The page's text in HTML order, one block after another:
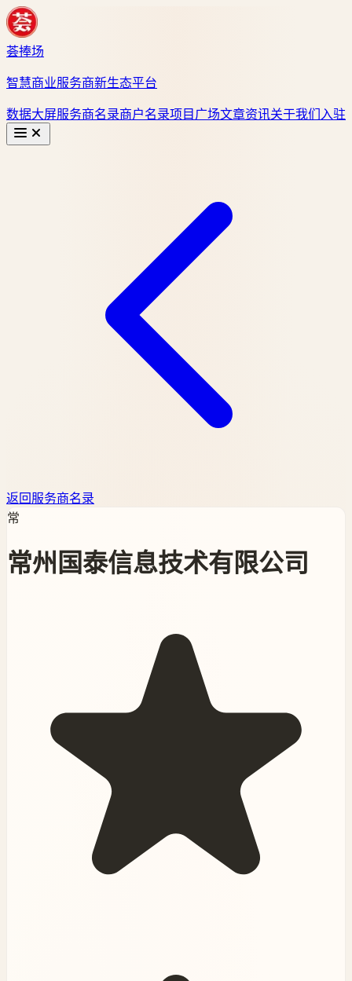
荟捧场
智慧商业服务商新生态平台
数据大屏服务商名录商户名录项目广场文章资讯关于我们 入驻
返回服务商名录
常
常州国泰信息技术有限公司